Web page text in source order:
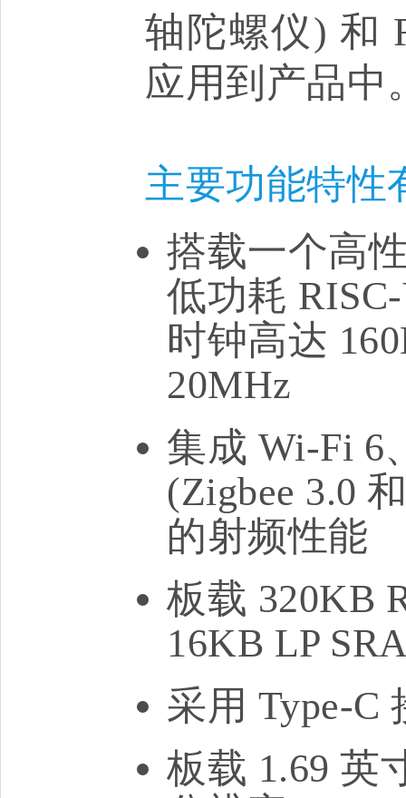
轴陀螺仪) 和
应用到产品中
主要功能特性
搭载一个高
低功耗
时钟高达
20MHz
集成 Wi-Fi 6
(Zigbee 3.0
的射频性能
板载 320KB
16KB LP
采用 Type-C
板载 1.69 英